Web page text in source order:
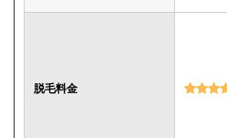
脱毛料金